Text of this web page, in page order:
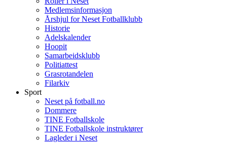
Medlemsinformasjon
Årshjul for Neset Fotballklubb
Historie
Adelskalender
Hoopit
Samarbeidsklubb
Politiattest
Grasrotandelen
Filarkiv
Sport
Neset på fotball.no
Dommere
TINE Fotballskole
TINE Fotballskole instruktører
Lagleder i Neset